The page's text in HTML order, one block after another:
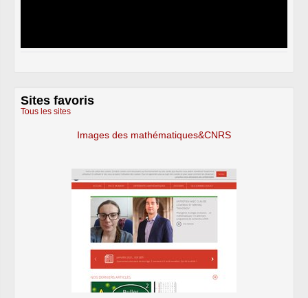
Sites favoris
Tous les sites
Images des mathématiques&CNRS